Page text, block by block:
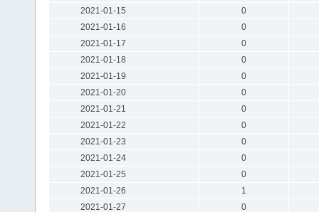
2021-01-15
0
2021-01-16
0
2021-01-17
0
2021-01-18
0
2021-01-19
0
2021-01-20
0
2021-01-21
0
2021-01-22
0
2021-01-23
0
2021-01-24
0
2021-01-25
0
2021-01-26
1
2021-01-27
0